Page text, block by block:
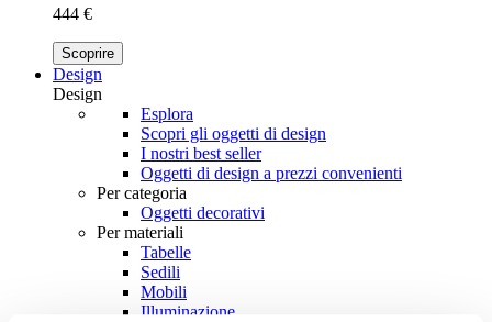
444 €
Scoprire
Design
Design
Esplora
Scopri gli oggetti di design
I nostri best seller
Oggetti di design a prezzi convenienti
Per categoria
Oggetti decorativi
Per materiali
Tabelle
Sedili
Mobili
Illuminazione